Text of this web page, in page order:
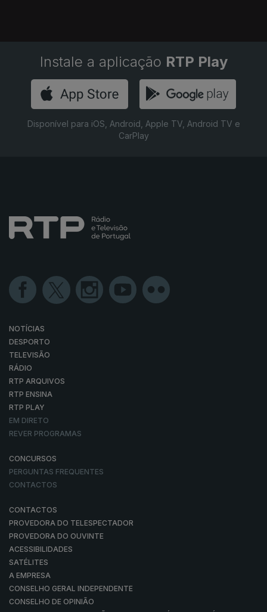
Instale a aplicação RTP Play
Disponível para iOS, Android, Apple TV, Android TV e
CarPlay
NOTÍCIAS
DESPORTO
TELEVISÃO
RÁDIO
RTP ARQUIVOS
RTP ENSINA
RTP PLAY
EM DIRETO
REVER PROGRAMAS
CONCURSOS
PERGUNTAS FREQUENTES
CONTACTOS
CONTACTOS
PROVEDORA DO TELESPECTADOR
PROVEDORA DO OUVINTE
ACESSIBILIDADES
SATÉLITES
A EMPRESA
CONSELHO GERAL INDEPENDENTE
CONSELHO DE OPINIÃO